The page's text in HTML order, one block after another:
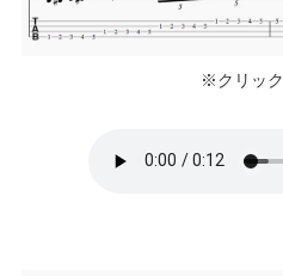
※クリッ